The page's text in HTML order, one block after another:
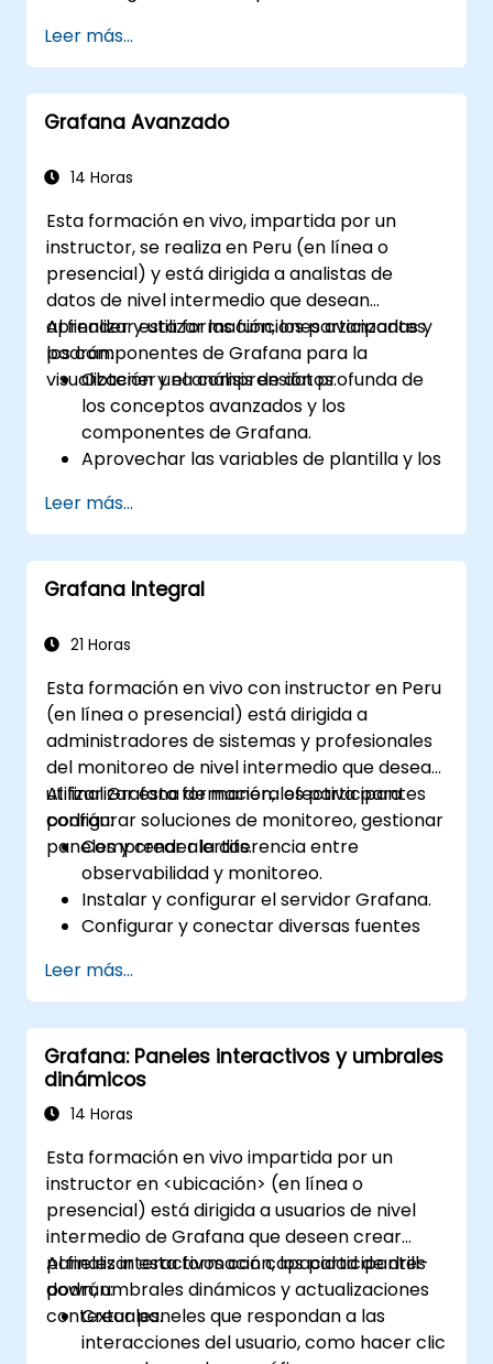
Personalizar paneles y tableros con
datos.
Configurar un proxy inverso para
velocidades de carga rápidas.
Leer más...
Grafana Avanzado
14 Horas
Esta formación en vivo, impartida por un
instructor, se realiza en Peru (en línea o
presencial) y está dirigida a analistas de
datos de nivel intermedio que desean
aprender y utilizar las funciones avanzadas y
los componentes de Grafana para la
visualización y el análisis de datos.
Al finalizar esta formación, los participantes
podrán:
Obtener una comprensión profunda de
los conceptos avanzados y los
componentes de Grafana.
Aprovechar las variables de plantilla y los
visualización de datos.
Utilizar el Lenguaje de Consulta de
Grafana (Grafana Query Language) para
realizar consultas complejas.
escalar Grafana, optimizar el rendimiento
Leer más...
Grafana Integral
21 Horas
Esta formación en vivo con instructor en Peru
(en línea o presencial) está dirigida a
administradores de sistemas y profesionales
del monitoreo de nivel intermedio que desean
utilizar Grafana de manera efectiva para
configurar soluciones de monitoreo, gestionar
paneles y crear alertas.
Al finalizar esta formación, los participantes
podrán:
Comprender la diferencia entre
observabilidad y monitoreo.
Instalar y configurar el servidor Grafana.
Configurar y conectar diversas fuentes
ElasticSearch.
Crear, gestionar y personalizar paneles y
gráficos.
Utilizar variables y consultas para crear
paneles dinámicos.
Configurar notificaciones y alertas a
Instalar y gestionar complementos para
ampliar la funcionalidad de Grafana.
Leer más...
Grafana: Paneles interactivos y umbrales
dinámicos
14 Horas
Esta formación en vivo impartida por un
instructor en <ubicación> (en línea o
presencial) está dirigida a usuarios de nivel
intermedio de Grafana que deseen crear
paneles interactivos con capacidad de drill-
down, umbrales dinámicos y actualizaciones
contextuales.
Al finalizar esta formación, los participantes
podrán:
Crear paneles que respondan a las
interacciones del usuario, como hacer clic